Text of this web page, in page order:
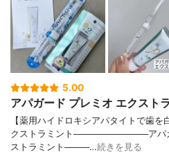
5.00
アパガード プレミオ エクスト
【薬用ハイドロキシアパタイトで歯
クストラミント────────────アパ
ストラミント────…続きを見る